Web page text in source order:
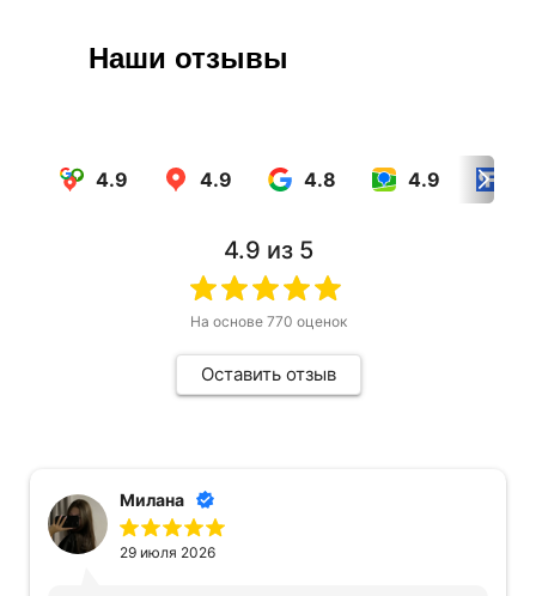
Наши отзывы
4.9 4.9 4.8 4.9
4.9 из 5
На основе 770 оценок
Оставить отзыв
Милана
29 июля 2026